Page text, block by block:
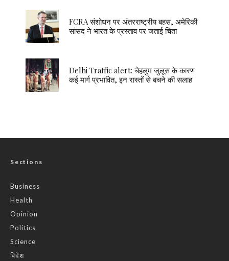
FCRA संशोधन पर अंतरराष्ट्रीय बहस, अमेरिकी
सांसद ने भारत के प्रस्ताव पर जताई चिंता
Delhi Traffic alert: चेहलुम जुलूस के कारण
कई मार्ग प्रभावित, इन रास्तों से बचने की सलाह
Sections
Business
Health
Opinion
Politics
Science
विदेश